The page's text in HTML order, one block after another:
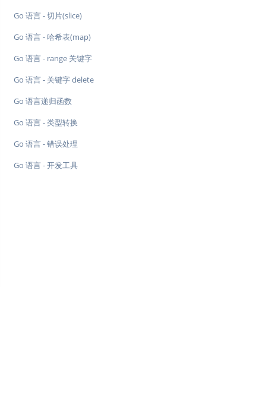
Go 语言 - 切片(slice)
Go 语言 - 哈希表(map)
Go 语言 - range 关键字
Go 语言 - 关键字 delete
Go 语言递归函数
Go 语言 - 类型转换
Go 语言 - 错误处理
Go 语言 - 开发工具